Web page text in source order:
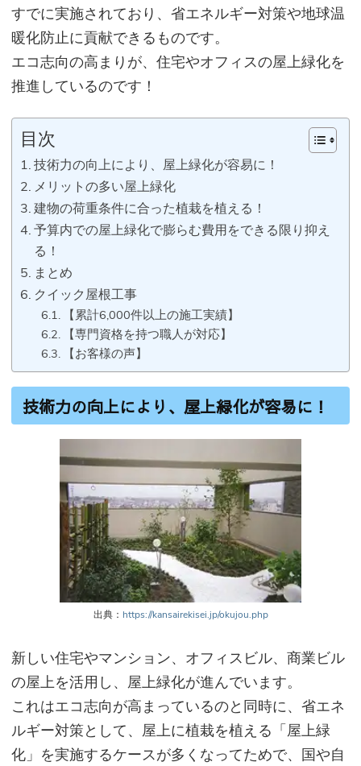
すでに実施されており、省エネルギー対策や地球温
暖化防止に貢献できるものです。
エコ志向の高まりが、住宅やオフィスの屋上緑化を
推進しているのです！
目次
技術力の向上により、屋上緑化が容易に！
メリットの多い屋上緑化
建物の荷重条件に合った植栽を植える！
予算内での屋上緑化で膨らむ費用をできる限り抑え
る！
まとめ
クイック屋根工事
【累計6,000件以上の施工実績】
【専門資格を持つ職人が対応】
【お客様の声】
技術力の向上により、屋上緑化が容易に！
出典： https://kansairekisei.jp/okujou.php
新しい住宅やマンション、オフィスビル、商業ビル
の屋上を活用し、屋上緑化が進んでいます。
これはエコ志向が高まっているのと同時に、省エネ
ルギー対策として、屋上に植栽を植える「屋上緑
化」を実施するケースが多くなってためで、国や自